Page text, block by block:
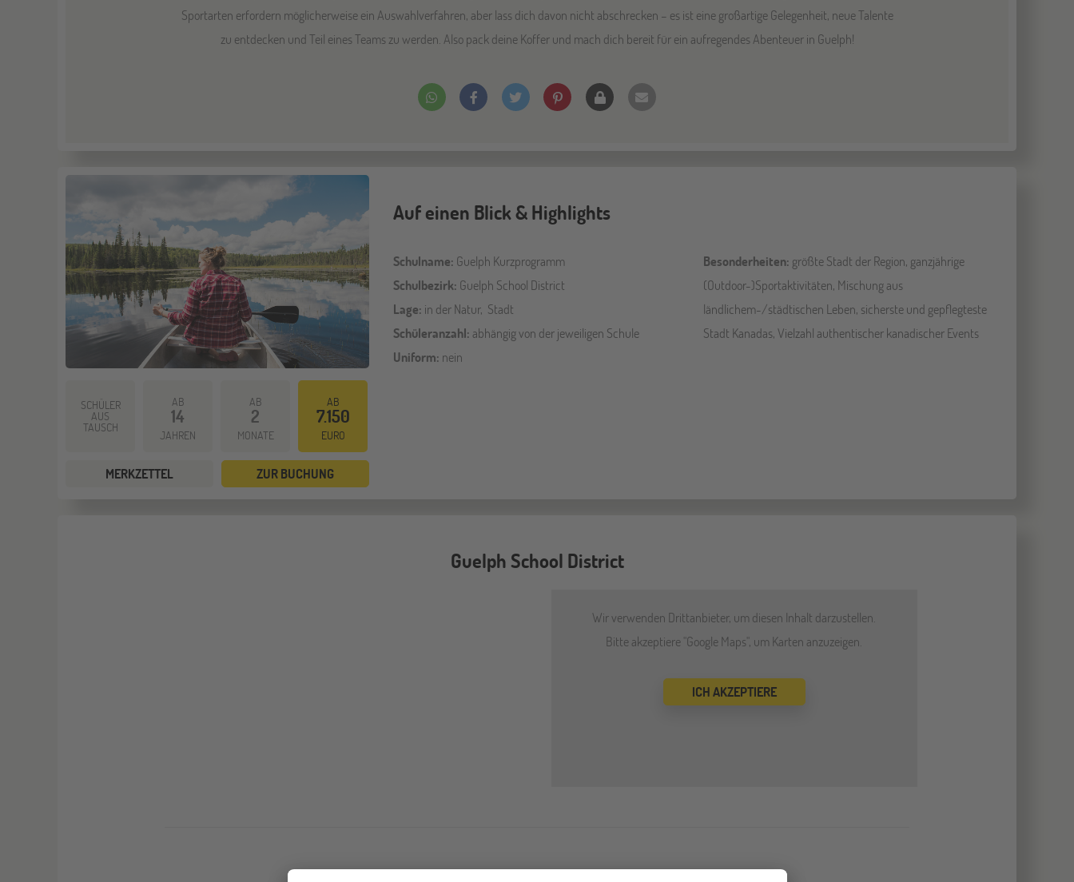
Sportarten erfordern möglicherweise ein Auswahlverfahren, aber lass dich davon nicht abschrecken – es ist eine großartige Gelegenheit, neue Talente
zu entdecken und Teil eines Teams zu werden. Also pack deine Koffer und mach dich bereit für ein aufregendes Abenteuer in Guelph!
SCHÜLER
AUS
TAUSCH
AB
14
JAHREN
AB
2
MONATE
AB
7.150
EURO
MERKZETTEL ZUR BUCHUNG
Auf einen Blick & Highlights
Schulname: Guelph Kurzprogramm
Schulbezirk: Guelph School District
Lage: in der Natur, Stadt
Schüleranzahl: abhängig von der jeweiligen Schule
Uniform: nein
Besonderheiten: größte Stadt der Region, ganzjährige
(Outdoor-)Sportaktivitäten, Mischung aus
ländlichem-/städtischen Leben, sicherste und gepflegteste
Stadt Kanadas, Vielzahl authentischer kanadischer Events
Guelph School District
Wir verwenden Drittanbieter, um diesen Inhalt darzustellen.
Bitte akzeptiere "Google Maps", um Karten anzuzeigen.
ICH AKZEPTIERE